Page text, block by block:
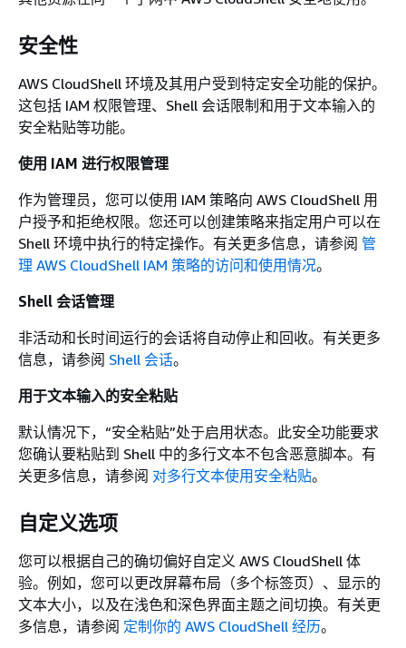
安全性
AWS CloudShell 环境及其用户受到特定安全功能的保护。
这包括 IAM 权限管理、Shell 会话限制和用于文本输入的
安全粘贴等功能。
使用 IAM 进行权限管理
作为管理员，您可以使用 IAM 策略向 AWS CloudShell 用
户授予和拒绝权限。您还可以创建策略来指定用户可以在
Shell 环境中执行的特定操作。有关更多信息，请参阅 管
理 AWS CloudShell IAM 策略的访问和使用情况。
Shell 会话管理
非活动和长时间运行的会话将自动停止和回收。有关更多
信息，请参阅 Shell 会话。
用于文本输入的安全粘贴
默认情况下，“安全粘贴”处于启用状态。此安全功能要求
您确认要粘贴到 Shell 中的多行文本不包含恶意脚本。有
关更多信息，请参阅 对多行文本使用安全粘贴。
自定义选项
您可以根据自己的确切偏好自定义 AWS CloudShell 体
验。例如，您可以更改屏幕布局（多个标签页）、显示的
文本大小，以及在浅色和深色界面主题之间切换。有关更
多信息，请参阅 定制你的 AWS CloudShell 经历。